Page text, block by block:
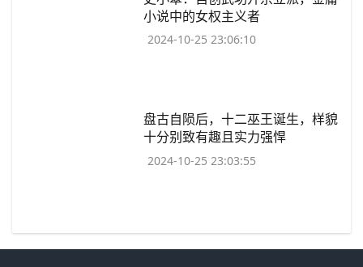
小说中的女权主义者
2024-10-25 23:06:10
​盘古自陨后，十二巫王诞生，样貌
十分别致有趣且实力强悍
2024-10-25 23:03:55